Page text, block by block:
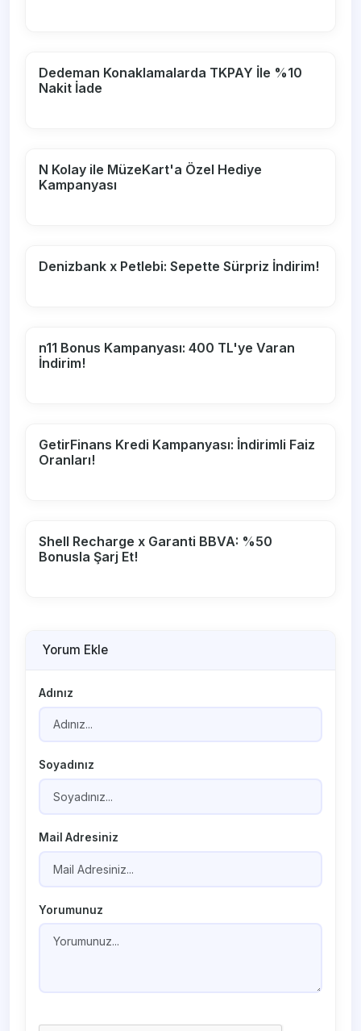
Dedeman Konaklamalarda TKPAY İle %10
Nakit İade
N Kolay ile MüzeKart'a Özel Hediye
Kampanyası
Denizbank x Petlebi: Sepette Sürpriz İndirim!
n11 Bonus Kampanyası: 400 TL'ye Varan
İndirim!
GetirFinans Kredi Kampanyası: İndirimli Faiz
Oranları!
Shell Recharge x Garanti BBVA: %50
Bonusla Şarj Et!
Yorum Ekle
Adınız
Soyadınız
Mail Adresiniz
Yorumunuz